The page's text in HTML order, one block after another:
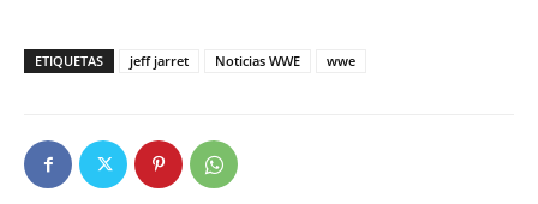
ETIQUETAS jeff jarret Noticias WWE wwe